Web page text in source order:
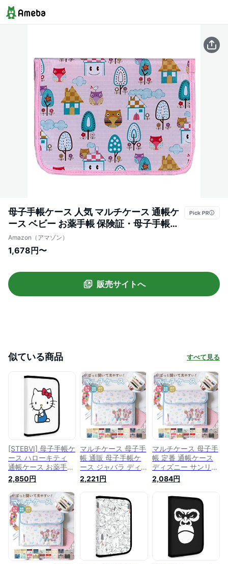
母子手帳ケース 人気 マルチケース 通帳ケ
ース ベビー お薬手帳 保険証・母子手帳・
診察券・キャッシュカード 診察券 かわい
い 軽量 大容量
Amazon（アマゾン）
1,678円〜
販売サイトへ
似ている商品 すべて見る
[STEBVI] 母子手帳ケ
ース ハローキティ
通帳ケース お薬手帳
ケース マルチケース
通院ウォレット 収納
バッグ 財布 小銭入
れ おしゃれ 可愛い
軽量 大容量 母子手
帳 保険証 診察券 キ
ャッシュカード 旅行
券収納 プレゼント
2,850円
マルチケース 母子手
帳 通販 母子手帳ケ
ース ジャバラ ディ
ズニー サンリオ 通
帳ケース 通帳入れ
おしゃれ かわいい
キャラクター お薬手
帳 おくすり手帳 カ
ードケース 診察券
保険証 保険証ケース
保険証入れ カード入
れ お薬手帳ケース
大容量
2,221円
マルチケース 母子手
帳 定番 通帳ケース
ディズニー サンリオ
母子手帳ケース ジャ
バラ 通帳入れ おし
ゃれ かわいい キャ
ラクター お薬手帳
おくすり手帳 カード
ケース 診察券 保険
証 保険証ケース 保
険証入れ カード入れ
お薬手帳ケース 大容
2,084円